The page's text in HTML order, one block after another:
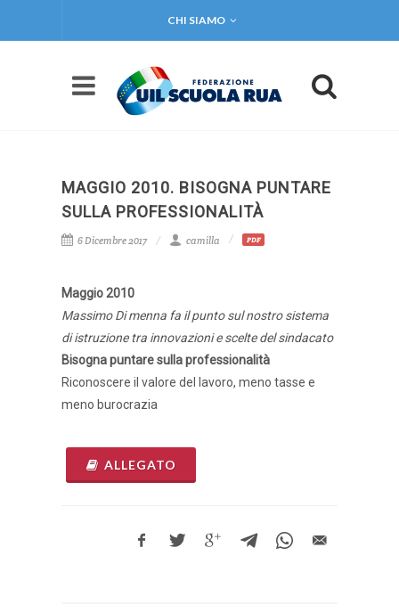
CHI SIAMO
MAGGIO 2010. BISOGNA PUNTARE
SULLA PROFESSIONALITÀ
6 Dicembre 2017 camilla PDF
Maggio 2010
Massimo Di menna fa il punto sul nostro sistema
di istruzione tra innovazioni e scelte del sindacato
Bisogna puntare sulla professionalità
Riconoscere il valore del lavoro, meno tasse e
meno burocrazia
ALLEGATO